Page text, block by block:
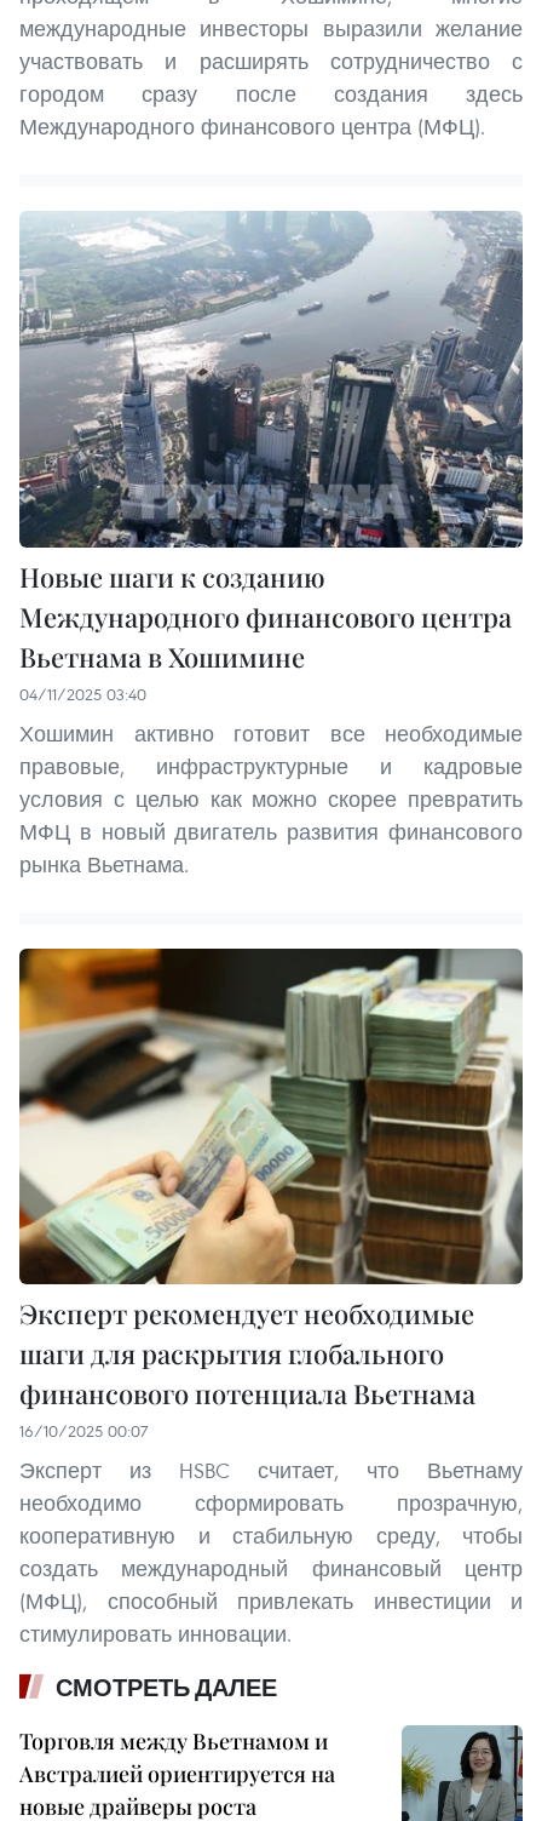
международные инвесторы выразили желание
участвовать и расширять сотрудничество с
городом сразу после создания здесь
Международного финансового центра (МФЦ).
Новые шаги к созданию
Международного финансового центра
Вьетнама в Хошимине
04/11/2025 03:40
Хошимин активно готовит все необходимые
правовые, инфраструктурные и кадровые
условия с целью как можно скорее превратить
МФЦ в новый двигатель развития финансового
рынка Вьетнама.
Эксперт рекомендует необходимые
шаги для раскрытия глобального
финансового потенциала Вьетнама
16/10/2025 00:07
Эксперт из HSBC считает, что Вьетнаму
необходимо сформировать прозрачную,
кооперативную и стабильную среду, чтобы
создать международный финансовый центр
(МФЦ), способный привлекать инвестиции и
стимулировать инновации.
СМОТРЕТЬ ДАЛЕЕ
Торговля между Вьетнамом и
Австралией ориентируется на
новые драйверы роста